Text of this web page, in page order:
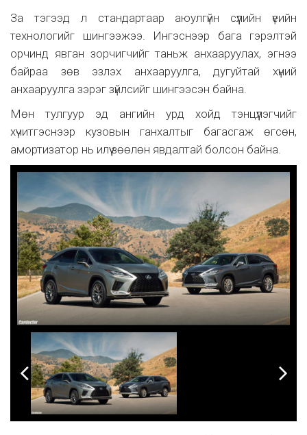
За тэгээд л стандартаар аюулгүйн сүүлийн үеийн
технологийг шингээжээ. Ингэснээр бага гэрэлтэй
орчинд явган зорчигчийг таньж анхааруулах, эгнээ
байраа зөв эзлэх анхааруулга, дугуйтай хүний
анхааруулга зэрэг зүйлсийг шингээсэн байна.
Мөн тулгуур эд ангийн урд хойд тэнцүүлэгчийг
хүчитгэснээр кузовын ганхалтыг багасгаж өгсөн,
амортизатор нь илүү зөөлөн явдалтай болсон байна.